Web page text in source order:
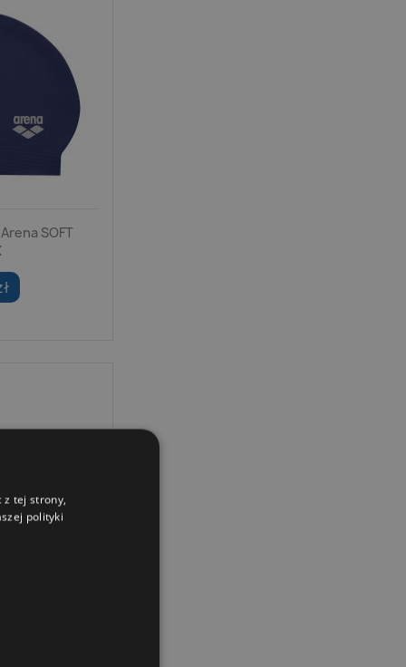
SOFT
z tej strony,
polityki